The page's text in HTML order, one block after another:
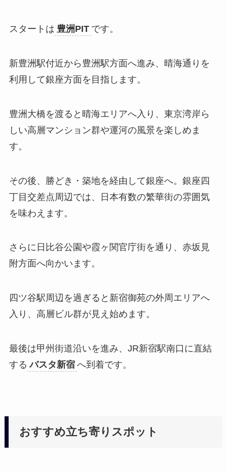
スタートは 豊洲PIT です。
新豊洲駅付近から豊洲駅方面へ進み、晴海通りを
利用して銀座方面を目指します。
豊洲大橋を渡ると晴海エリアへ入り、東京湾岸ら
しい高層マンション群や運河の風景を楽しめま
す。
その後、勝どき・築地を経由して銀座へ。銀座四
丁目交差点周辺では、日本有数の繁華街の雰囲気
を味わえます。
さらに日比谷公園や霞ヶ関官庁街を通り、赤坂見
附方面へ向かいます。
四ツ谷駅周辺を過ぎると新宿御苑の外周エリアへ
入り、高層ビル群が見え始めます。
最後は甲州街道沿いを進み、JR新宿駅南口に直結
する バスタ新宿 へ到着です。
おすすめ立ち寄りスポット